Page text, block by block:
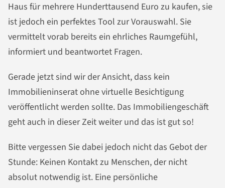
Haus für mehrere Hunderttausend Euro zu kaufen, sie
ist jedoch ein perfektes Tool zur Vorauswahl. Sie
vermittelt vorab bereits ein ehrliches Raumgefühl,
informiert und beantwortet Fragen.
Gerade jetzt sind wir der Ansicht, dass kein
Immobilieninserat ohne virtuelle Besichtigung
veröffentlicht werden sollte. Das Immobiliengeschäft
geht auch in dieser Zeit weiter und das ist gut so!
Bitte vergessen Sie dabei jedoch nicht das Gebot der
Stunde: Keinen Kontakt zu Menschen, der nicht
absolut notwendig ist. Eine persönliche